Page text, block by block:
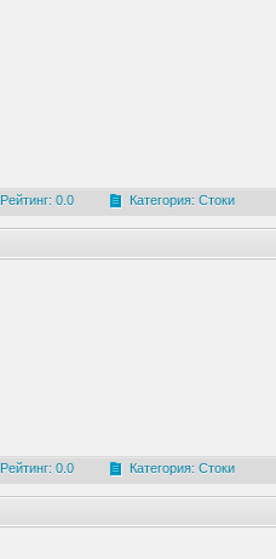
Рейтинг: 0.0 Категория: Стоки
Рейтинг: 0.0 Категория: Стоки